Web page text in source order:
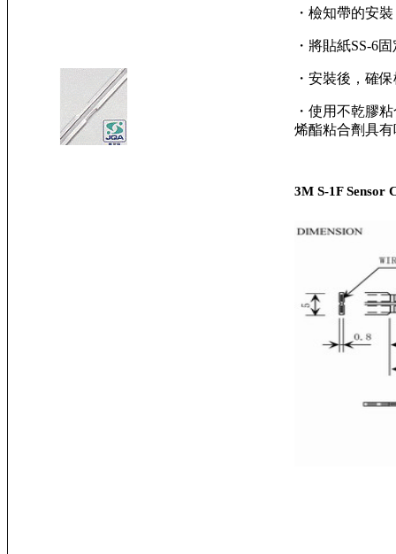
・檢知帶的安
・將貼紙SS-6
・安裝後，確
・使用不乾膠
烯酯粘合劑具
3M S-1F Sensor